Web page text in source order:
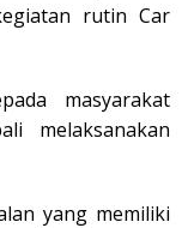
rutin Car
masyarakat
melaksanakan
yang memiliki